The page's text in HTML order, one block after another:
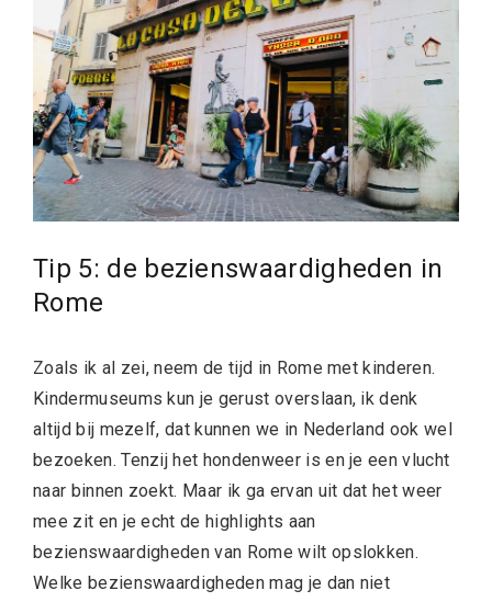
Tip 5: de bezienswaardigheden in
Rome
Zoals ik al zei, neem de tijd in Rome met kinderen.
Kindermuseums kun je gerust overslaan, ik denk
altijd bij mezelf, dat kunnen we in Nederland ook wel
bezoeken. Tenzij het hondenweer is en je een vlucht
naar binnen zoekt. Maar ik ga ervan uit dat het weer
mee zit en je echt de highlights aan
bezienswaardigheden van Rome wilt opslokken.
Welke bezienswaardigheden mag je dan niet